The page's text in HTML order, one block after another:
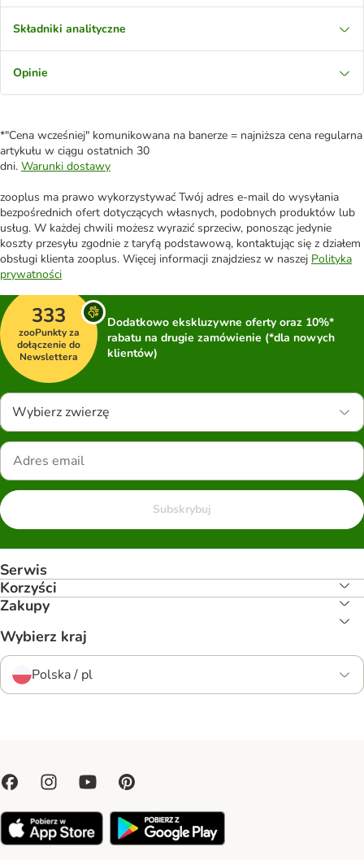
Składniki analityczne
Opinie
*"Cena wcześniej" komunikowana na banerze = najniższa cena regularna
artykułu w ciągu ostatnich 30
dni. Warunki dostawy
zooplus ma prawo wykorzystywać Twój adres e-mail do wysyłania
bezpośrednich ofert dotyczących własnych, podobnych produktów lub
usług. W każdej chwili możesz wyrazić sprzeciw, ponosząc jedynie
koszty przesyłu zgodnie z taryfą podstawową, kontaktując się z działem
obsługi klienta zooplus. Więcej informacji znajdziesz w naszej Polityka
prywatności
333
zooPunkty za
dołączenie do
Newslettera
Dodatkowo ekskluzywne oferty oraz 10%*
rabatu na drugie zamówienie (*dla nowych
klientów)
Wybierz zwierzę
Subskrybuj
Serwis
Korzyści
Zakupy
Wybierz kraj
Polska / pl